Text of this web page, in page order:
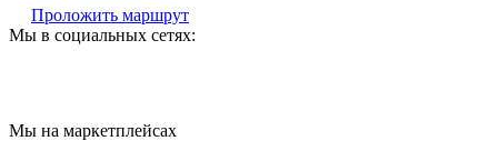
Проложить маршрут
Мы в социальных сетях:
Мы на маркетплейсах